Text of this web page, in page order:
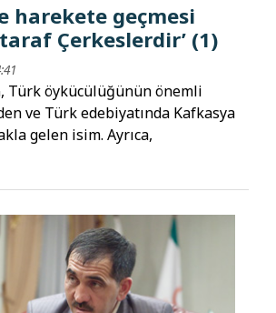
harekete geçmesi
Çerkeslerdir’ (1)
Türk öykücülüğünün önemli
ve Türk edebiyatında Kafkasya
gelen isim. Ayrıca,